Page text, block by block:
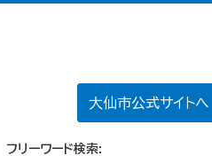
大仙市公式サイトへ
フリーワード検索